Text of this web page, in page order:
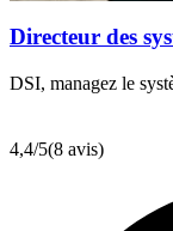
Directeur des
DSI, managez le
4,4/5(8 avis)